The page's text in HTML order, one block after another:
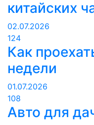
китайских
02.07.2026
124
Как
недели
01.07.2026
108
Авто для